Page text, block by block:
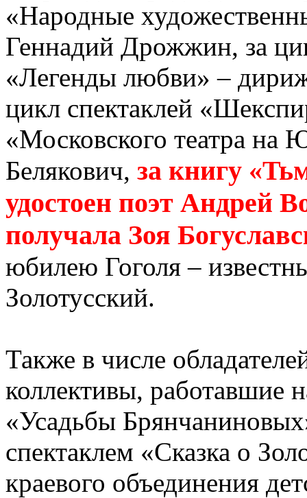
«Народные
Геннадий Дрожжин, за
«Легенды любви» –
цикл спектаклей
«Московского театра на
Белякович, за книгу
удостоен поэт Андрей
получала Зоя
юбилею Гоголя –
Золотусский.
Также в числе
коллективы, работавшие
«Усадьбы
спектаклем «Сказка о
краевого объединения